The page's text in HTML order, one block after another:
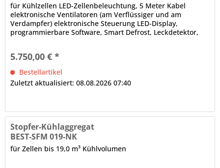
für Kühlzellen LED-Zellenbeleuchtung, 5 Meter Kabel
elektronische Ventilatoren (am Verflüssiger und am
Verdampfer) elektronische Steuerung LED-Display,
programmierbare Software, Smart Defrost, Leckdetektor,
5.750,00 € *
Bestellartikel
Zuletzt aktualisiert: 08.08.2026 07:40
Stopfer-Kühlaggregat
BEST-SFM 019-NK
für Zellen bis 19,0 m³ Kühlvolumen